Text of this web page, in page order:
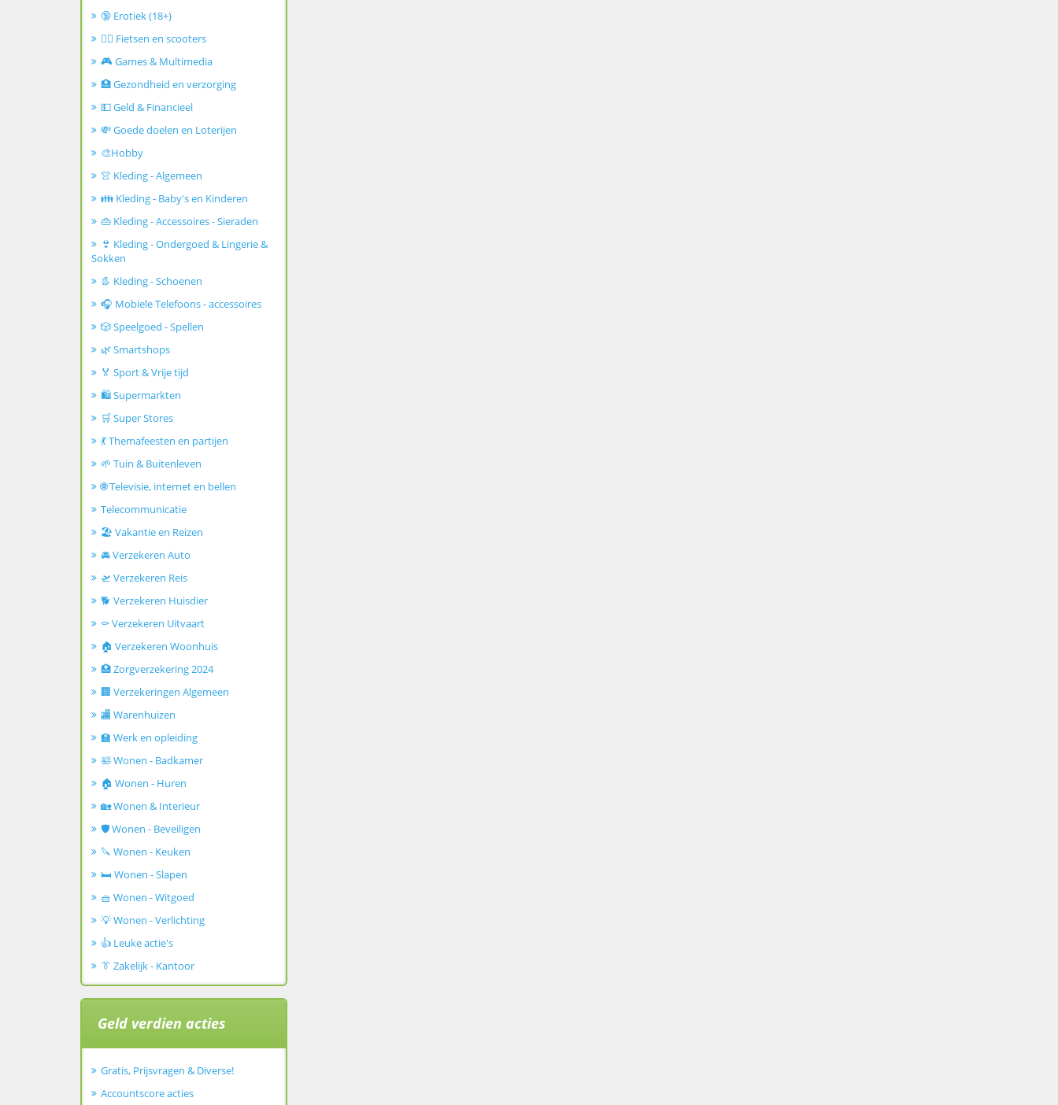
🔞 Erotiek (18+)
🚴‍♂️ Fietsen en scooters
🎮 Games & Multimedia
🏥 Gezondheid en verzorging
💵 Geld & Financieel
💸 Goede doelen en Loterijen
🎨Hobby
👚 Kleding - Algemeen
👪 Kleding - Baby's en Kinderen
👜 Kleding - Accessoires - Sieraden
👙 Kleding - Ondergoed & Lingerie &
Sokken
👢 Kleding - Schoenen
🎧 Mobiele Telefoons - accessoires
🎲 Speelgoed - Spellen
🌿 Smartshops
🏅 Sport & Vrije tijd
🛍️ Supermarkten
🛒 Super Stores
💃 Themafeesten en partijen
🌱 Tuin & Buitenleven
🌐 Televisie, internet en bellen
Telecommunicatie
🏖️ Vakantie en Reizen
🚘 Verzekeren Auto
🛫 Verzekeren Reis
🐕 Verzekeren Huisdier
⚰️ Verzekeren Uitvaart
🏠 Verzekeren Woonhuis
🏥 Zorgverzekering 2024
🏢 Verzekeringen Algemeen
🏬 Warenhuizen
🏫 Werk en opleiding
🛀 Wonen - Badkamer
🏠 Wonen - Huren
🏡 Wonen & Interieur
🛡️ Wonen - Beveiligen
🔪 Wonen - Keuken
🛏️ Wonen - Slapen
🧺 Wonen - Witgoed
💡 Wonen - Verlichting
👍 Leuke actie's
👔 Zakelijk - Kantoor
Geld verdien acties
Gratis, Prijsvragen & Diverse!
Accountscore acties